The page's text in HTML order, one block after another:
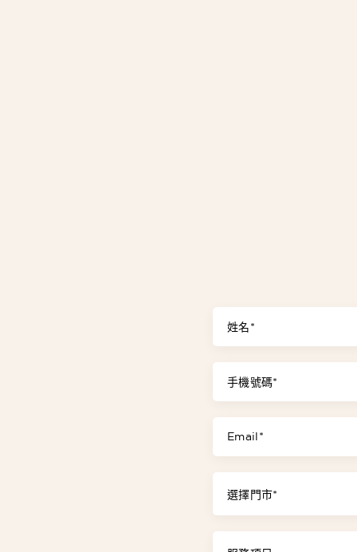
姓名*
手機號碼*
Email*
選擇門市*